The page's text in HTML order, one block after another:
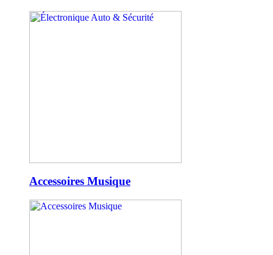
Accessoires Musique